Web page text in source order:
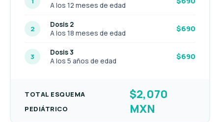
A los 12 meses de edad
2
Dosis 2
A los 18 meses de edad
$690
3
Dosis 3
A los 5 años de edad
$690
TOTAL ESQUEMA
PEDIÁTRICO
$2,070
MXN